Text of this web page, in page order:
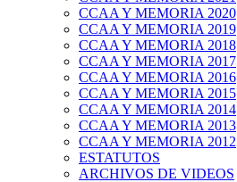
CCAA Y MEMORIA 2020
CCAA Y MEMORIA 2019
CCAA Y MEMORIA 2018
CCAA Y MEMORIA 2017
CCAA Y MEMORIA 2016
CCAA Y MEMORIA 2015
CCAA Y MEMORIA 2014
CCAA Y MEMORIA 2013
CCAA Y MEMORIA 2012
ESTATUTOS
ARCHIVOS DE VIDEOS